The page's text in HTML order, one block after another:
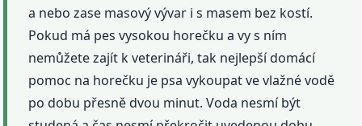
a nebo zase masový vývar i s masem bez kostí.
Pokud má pes vysokou horečku a vy s ním
nemůžete zajít k veterináři, tak nejlepší domácí
pomoc na horečku je psa vykoupat ve vlažné vodě
po dobu přesně dvou minut. Voda nesmí být